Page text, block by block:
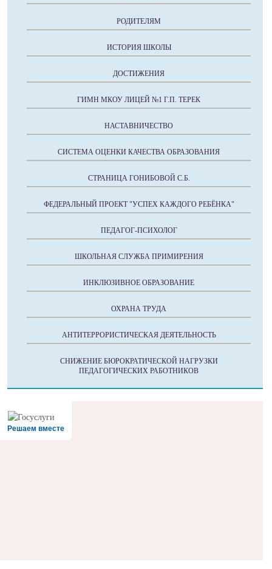
РОДИТЕЛЯМ
ИСТОРИЯ ШКОЛЫ
ДОСТИЖЕНИЯ
ГИМН МКОУ ЛИЦЕЙ №1 Г.П. ТЕРЕК
НАСТАВНИЧЕСТВО
СИСТЕМА ОЦЕНКИ КАЧЕСТВА ОБРАЗОВАНИЯ
СТРАНИЦА ГОНИБОВОЙ С.Б.
ФЕДЕРАЛЬНЫЙ ПРОЕКТ "УСПЕХ КАЖДОГО РЕБЁНКА"
ПЕДАГОГ-ПСИХОЛОГ
ШКОЛЬНАЯ СЛУЖБА ПРИМИРЕНИЯ
ИНКЛЮЗИВНОЕ ОБРАЗОВАНИЕ
ОХРАНА ТРУДА
АНТИТЕРРОРИСТИЧЕСКАЯ ДЕЯТЕЛЬНОСТЬ
СНИЖЕНИЕ БЮРОКРАТИЧЕСКОЙ НАГРУЗКИ
ПЕДАГОГИЧЕСКИХ РАБОТНИКОВ
Решаем вместе